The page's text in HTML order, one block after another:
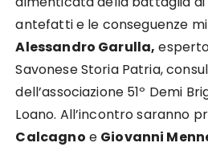
antefatti e le conseguenze
Alessandro Garulla,
Savonese Storia Patria,
dell’associazione 51º Demi
Loano. All’incontro saranno
Calcagno e Giovanni